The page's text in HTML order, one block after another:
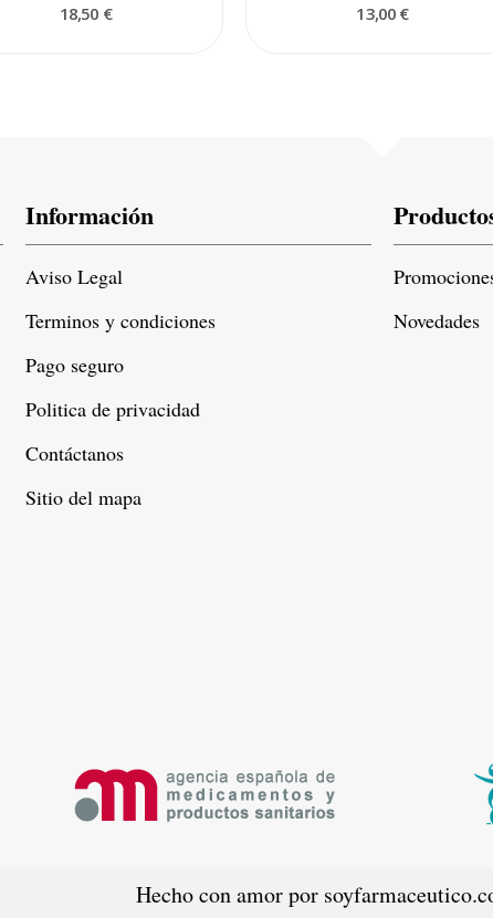
18,50 € 13,00 €
Información
Aviso Legal
Terminos y condiciones
Pago seguro
Politica de privacidad
Contáctanos
Sitio del mapa
Novedades
Hecho con amor por